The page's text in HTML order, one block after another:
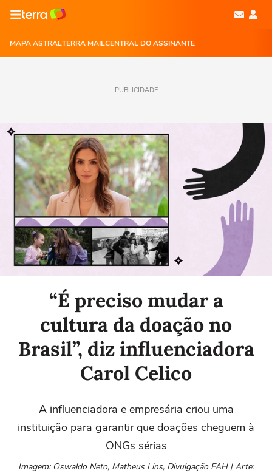
MAPA ASTRALTERRA MAILCENTRAL DO ASSINANTE
PUBLICIDADE
“É preciso mudar a
cultura da doação no
Brasil”, diz influenciadora
Carol Celico
A influenciadora e empresária criou uma
instituição para garantir que doações cheguem à
ONGs sérias
Imagem: Oswaldo Neto, Matheus Lins, Divulgação FAH | Arte: